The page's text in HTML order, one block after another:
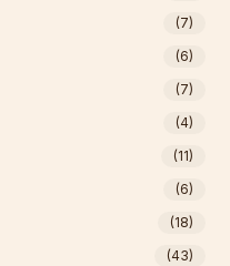
(7)
(6)
(7)
(4)
(11)
(6)
(18)
(43)